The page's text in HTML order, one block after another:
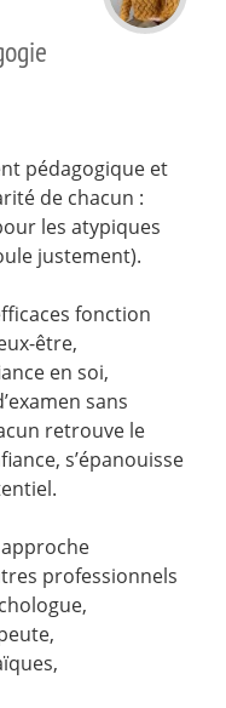
pédagogique et
de chacun :
les atypiques
justement).
fonction
être,
en soi,
sans
retrouve le
s’épanouisse
professionnels